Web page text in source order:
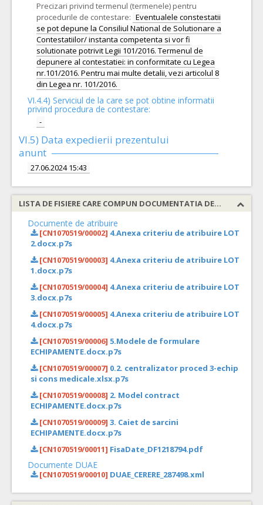
Precizari privind termenul (termenele) pentru
procedurile de contestare: Eventualele constestatii
se pot depune la Consiliul National de Solutionare a
Contestatiilor/ instanta competenta si vor fi
solutionate potrivit Legii 101/2016. Termenul de
depunere al contestatiei: in conformitate cu Legea
nr.101/2016. Pentru mai multe detalii, vezi articolul 8
din Legea nr. 101/2016.
VI.4.4) Serviciul de la care se pot obtine informatii
privind procedura de contestare:
-
VI.5) Data expedierii prezentului
anunt
27.06.2024 15:43
LISTA DE FISIERE CARE COMPUN DOCUMENTATIA DE ATRIBUIRE
Documente de atribuire
[CN1070519/00002] 4.Anexa criteriu de atribuire LOT
2.docx.p7s
[CN1070519/00003] 4.Anexa criteriu de atribuire LOT
1.docx.p7s
[CN1070519/00004] 4.Anexa criteriu de atribuire LOT
3.docx.p7s
[CN1070519/00005] 4.Anexa criteriu de atribuire LOT
4.docx.p7s
[CN1070519/00006] 5.Modele de formulare
ECHIPAMENTE.docx.p7s
[CN1070519/00007] 0.2. centralizator proced 3-echip
si cons medicale.xlsx.p7s
[CN1070519/00008] 2. Model contract
ECHIPAMENTE.docx.p7s
[CN1070519/00009] 3. Caiet de sarcini
ECHIPAMENTE.docx.p7s
[CN1070519/00011] FisaDate_DF1218794.pdf
Documente DUAE
[CN1070519/00010] DUAE_CERERE_287498.xml